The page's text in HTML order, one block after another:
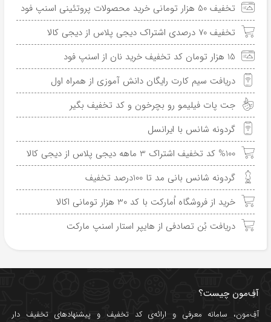
تخفیف 50 هزار تومانی خرید محصولات پروتئینی اسنپ فود
تخفیف 70 درصدی اشتراک دیجی پلاس از دیجی کالا
15 هزار تومان کد تخفیف خرید نان از اسنپ فود
دریافت سیم کارت رایگان دانش آموزی از همراه اول
جت پات فیلیمو رو بچرخون و کد تخفیف بگیر
گردونه شانس با ایرانسل
%100 کد تخفیف اشتراک 3 ماهه دیجی پلاس از دیجی کالا
گردونه شانس بانی مد تا 100درصد تخفیف
خرید از فروشگاه اُمارکت با کد 30 هزار تومانی اکالا
دریافت بُن تصادفی از هایپر استار اسنپ مارکت
آفِ‌مون چیست؟
آفِ‌مون، سامانه معرفی و ارائه‌یکد تخفیف و پیشنهادهای تخفیف دار